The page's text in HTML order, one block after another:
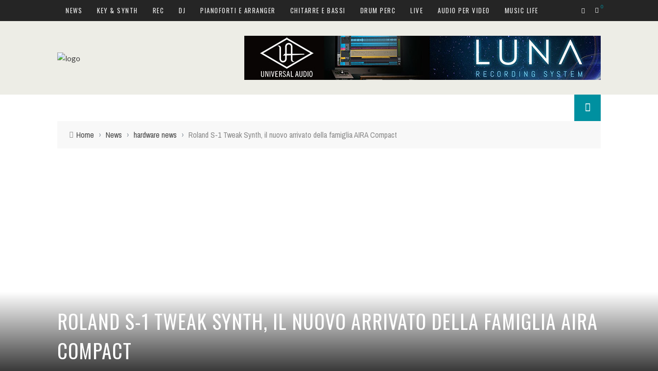
NEWS KEY & SYNTH REC DJ PIANOFORTI E ARRANGER CHITARRE E BASSI DRUM PERC LIVE AUDIO PER VIDEO MUSIC LIFE 0
Home › News › hardware news › Roland S-1 Tweak Synth, il nuovo arrivato della famiglia AIRA Compact
ROLAND S-1 TWEAK SYNTH, IL NUOVO ARRIVATO DELLA FAMIGLIA AIRA
COMPACT